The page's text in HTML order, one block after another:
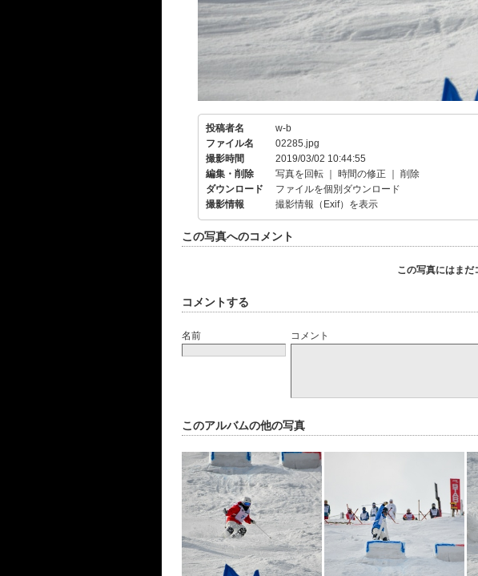
投稿者名
w-b
ファイル名
02285.jpg
撮影時間
2019/03/02 10:44:55
編集・削除
写真を回転 時間の修正
削除
ダウンロード
ファイルを個別ダウンロード
撮影情報
撮影情報（Exif）を表示
この写真へのコメント
この写真にはまだ
コメントする
名前 コメント
このアルバムの他の写真